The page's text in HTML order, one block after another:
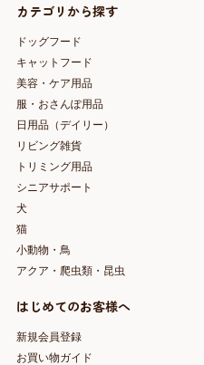
カテゴリから探す
ドッグフード
キャットフード
美容・ケア用品
服・おさんぽ用品
日用品（デイリー）
リビング雑貨
トリミング用品
シニアサポート
犬
猫
小動物・鳥
アクア・爬虫類・昆虫
はじめてのお客様へ
新規会員登録
お買い物ガイド